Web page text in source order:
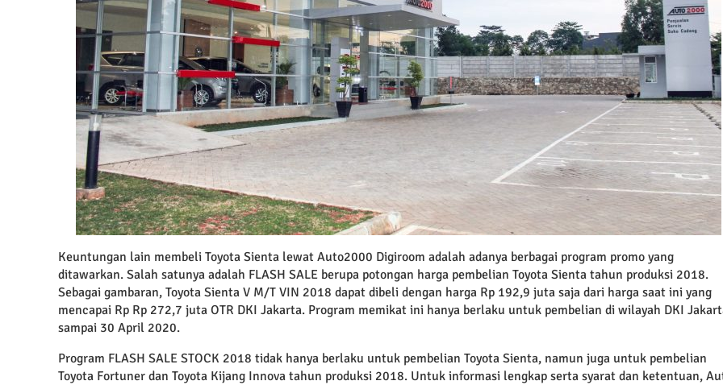
Keuntungan lain membeli Toyota Sienta lewat Auto2000 Digiroom adalah adanya berbagai program promo yang
ditawarkan. Salah satunya adalah FLASH SALE berupa potongan harga pembelian Toyota Sienta tahun produksi 2018.
Sebagai gambaran, Toyota Sienta V M/T VIN 2018 dapat dibeli dengan harga Rp 192,9 juta saja dari harga saat ini yang
mencapai Rp Rp 272,7 juta OTR DKI Jakarta. Program memikat ini hanya berlaku untuk pembelian di wilayah DKI
sampai 30 April 2020.
Program FLASH SALE STOCK 2018 tidak hanya berlaku untuk pembelian Toyota Sienta, namun juga untuk pembelian
Toyota Fortuner dan Toyota Kijang Innova tahun produksi 2018. Untuk informasi lengkap serta syarat dan ketentuan,